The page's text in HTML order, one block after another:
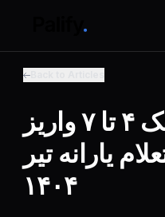
آیا کالابرگ دهک ۴ تا ۷ واریز
یارانه تیر
۱۴۰۴